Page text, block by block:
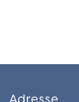
Adresse